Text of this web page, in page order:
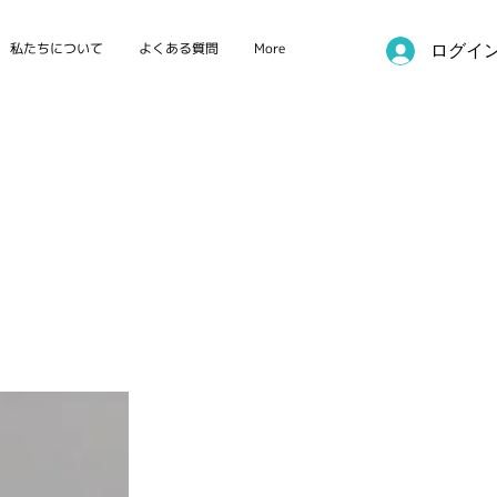
私たちについて よくある質問 More ログイ